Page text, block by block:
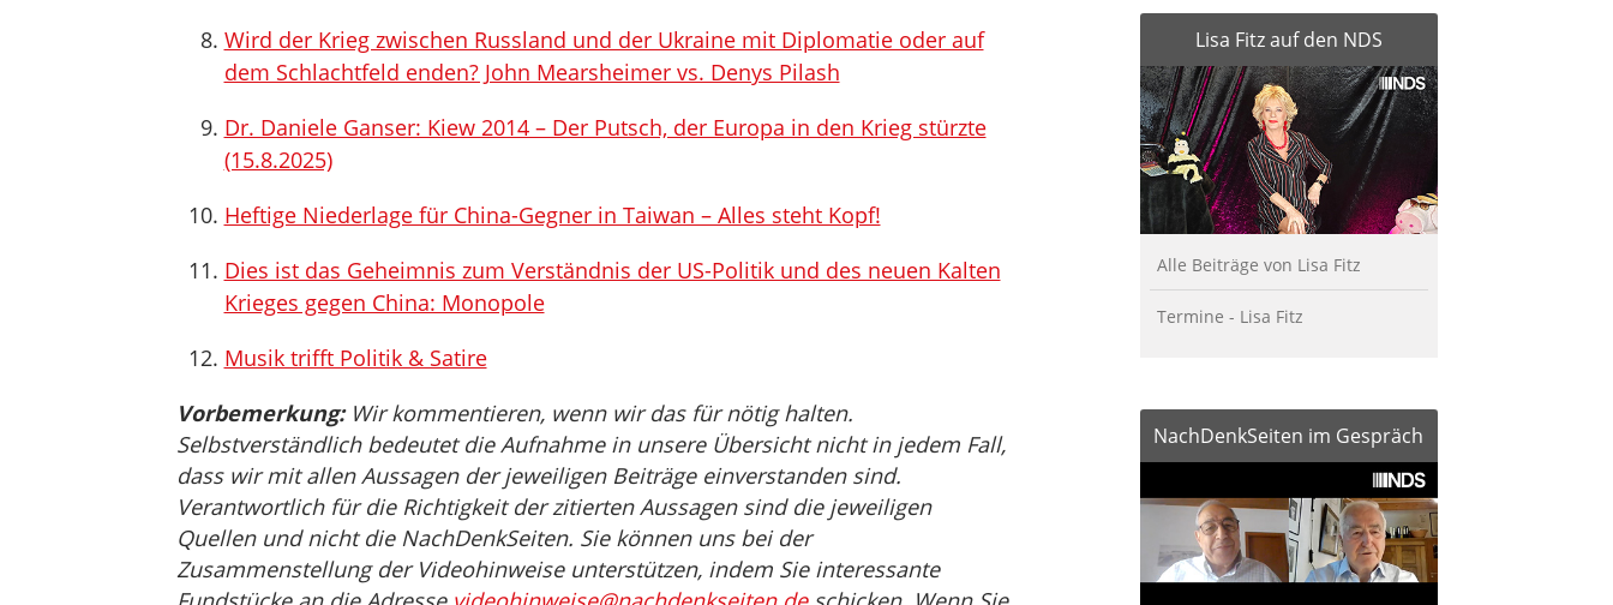
Wird der Krieg zwischen Russland und der Ukraine mit Diplomatie oder auf
dem Schlachtfeld enden? John Mearsheimer vs. Denys Pilash
Dr. Daniele Ganser: Kiew 2014 – Der Putsch, der Europa in den Krieg stürzte
(15.8.2025)
Heftige Niederlage für China-Gegner in Taiwan – Alles steht Kopf!
Dies ist das Geheimnis zum Verständnis der US-Politik und des neuen Kalten
Krieges gegen China: Monopole
Musik trifft Politik & Satire
Vorbemerkung:Wir kommentieren, wenn wir das für nötig halten.
Selbstverständlich bedeutet die Aufnahme in unsere Übersicht nicht in jedem Fall,
dass wir mit allen Aussagen der jeweiligen Beiträge einverstanden sind.
Verantwortlich für die Richtigkeit der zitierten Aussagen sind die jeweiligen
Quellen und nicht die NachDenkSeiten. Sie können uns bei der
Zusammenstellung der Videohinweise unterstützen, indem Sie interessante
Lisa Fitz auf den NDS
Alle Beiträge von Lisa Fitz
Termine - Lisa Fitz
NachDenkSeiten im Gespräch